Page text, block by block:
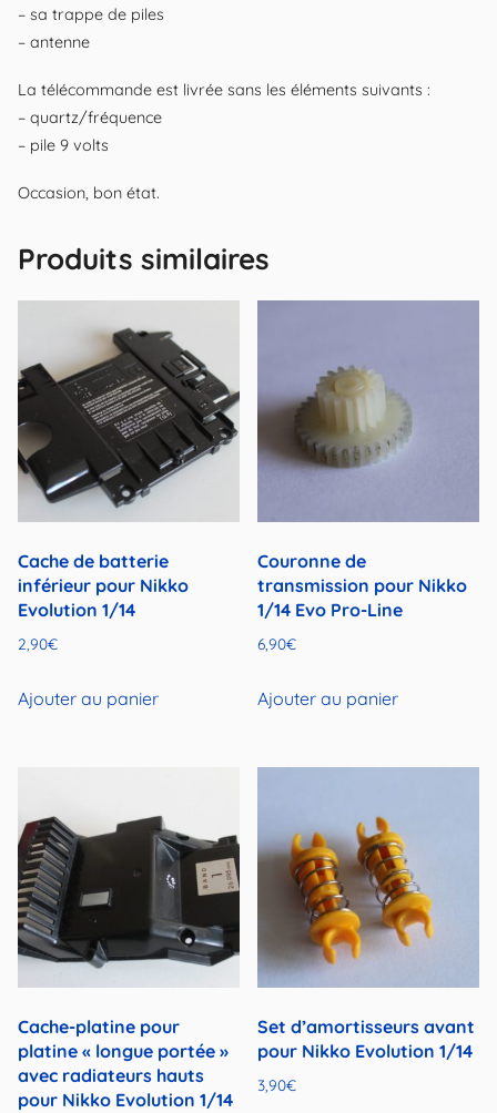
– sa trappe de piles
– antenne
La télécommande est livrée sans les éléments suivants :
– quartz/fréquence
– pile 9 volts
Occasion, bon état.
Produits similaires
Cache de batterie
inférieur pour Nikko
Evolution 1/14
2,90€
Ajouter au panier
Couronne de
transmission pour Nikko
1/14 Evo Pro-Line
6,90€
Ajouter au panier
Cache-platine pour
platine « longue portée »
avec radiateurs hauts
pour Nikko Evolution 1/14
Set d’amortisseurs avant
pour Nikko Evolution 1/14
3,90€